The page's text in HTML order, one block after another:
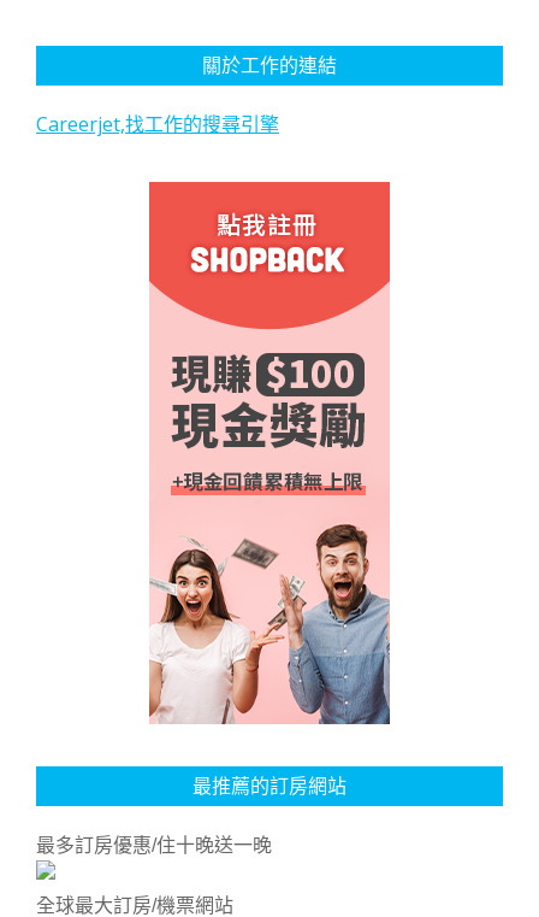
關於工作的連結
Careerjet,找工作的搜尋引擎
最推薦的訂房網站
最多訂房優惠/住十晚送一晚
全球最大訂房/機票網站